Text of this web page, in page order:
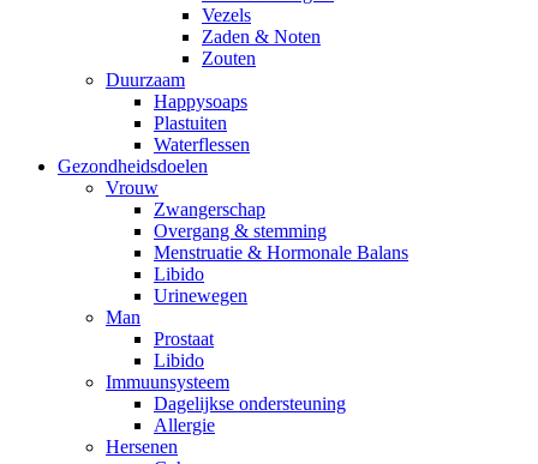
Vezels
Zaden & Noten
Zouten
Duurzaam
Happysoaps
Plastuiten
Waterflessen
Gezondheidsdoelen
Vrouw
Zwangerschap
Overgang & stemming
Menstruatie & Hormonale Balans
Libido
Urinewegen
Man
Prostaat
Libido
Immuunsysteem
Dagelijkse ondersteuning
Allergie
Hersenen